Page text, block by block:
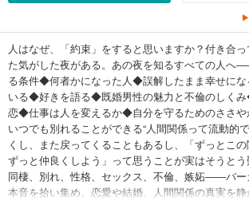
人はなぜ、「約束」をすると思いますか？付き合
た気がした夜がある。あの夜を知るすべての人
る条件◆何者かになった人◆誤解したまま幸せに
いる◆好きを語る◆既婚男性の魅力と不倫のしく
恋◆仕事は人を変えるか◆自分を守るためのささ
いつでも別れることができる“人間関係って流動的
くし、また戻ってくることもあるし、「ずっとこの
ずっと仲良くしよう」って思うことが実はそうとう
同棲、別れ、性格、セックス、不倫、嫉妬――バー
本音を拾い集め、恋愛や結婚、人間関係の真実を